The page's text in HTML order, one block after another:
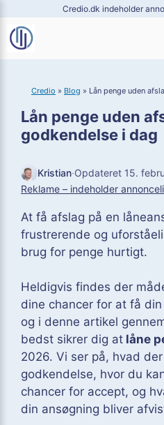
indhold
Credio.dk indeholder
Credio » Blog » Lån penge uden
Lån penge uden
godkendelse i dag
Kristian·Opdateret 15.
Reklame – indeholder
At få afslag på en
frustrerende og
brug for penge hurtigt.
Heldigvis findes der
dine chancer for at få
og i denne artikel
bedst sikrer dig at låne
2026. Vi ser på, hvad
godkendelse, hvor du
chancer for accept, og
din ansøgning bliver